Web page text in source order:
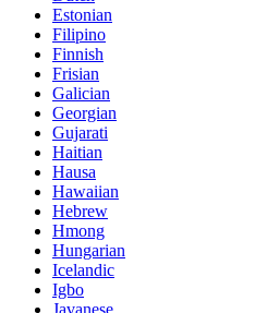
Estonian
Filipino
Finnish
Frisian
Galician
Georgian
Gujarati
Haitian
Hausa
Hawaiian
Hebrew
Hmong
Hungarian
Icelandic
Igbo
Javanese